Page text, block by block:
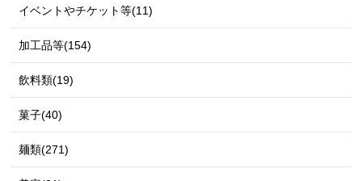
イベントやチケット等(11)
加工品等(154)
飲料類(19)
菓子(40)
麺類(271)